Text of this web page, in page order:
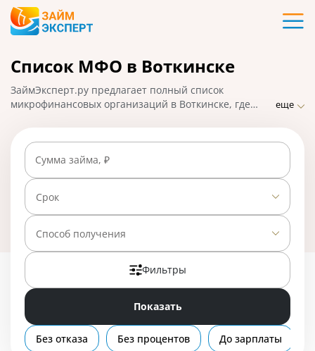
Карты
Кредиты
Ипотека
Займы
Вклады
Бизнес
Список МФО в Воткинске
ЗаймЭксперт.ру предлагает полный список
микрофинансовых организаций в Воткинске, где
требованиями и проверками, быстрым оформлением
и высоким процентом одобрения заявок. На
01.05.2025 вам доступно 28 предложений со ставкой
от 0% в день.
еще
Сумма займа, ₽
Срок
Способ получения
Фильтры
Показать
Без отказа Без процентов До зарплаты